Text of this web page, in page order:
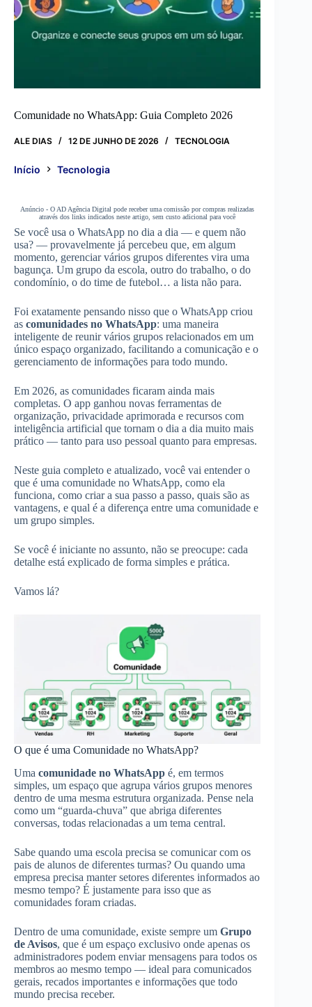
Comunidade no WhatsApp: Guia Completo 2026
ALE DIAS 12 DE JUNHO DE 2026 TECNOLOGIA
Início Tecnologia
Anúncio - O AD Agência Digital pode receber uma comissão por compras realizadas
através dos links indicados neste artigo, sem custo adicional para você
Se você usa o WhatsApp no dia a dia — e quem não
usa? — provavelmente já percebeu que, em algum
momento, gerenciar vários grupos diferentes vira uma
bagunça. Um grupo da escola, outro do trabalho, o do
condomínio, o do time de futebol… a lista não para.
Foi exatamente pensando nisso que o WhatsApp criou
as comunidades no WhatsApp: uma maneira
inteligente de reunir vários grupos relacionados em um
único espaço organizado, facilitando a comunicação e o
gerenciamento de informações para todo mundo.
Em 2026, as comunidades ficaram ainda mais
completas. O app ganhou novas ferramentas de
organização, privacidade aprimorada e recursos com
inteligência artificial que tornam o dia a dia muito mais
prático — tanto para uso pessoal quanto para empresas.
Neste guia completo e atualizado, você vai entender o
que é uma comunidade no WhatsApp, como ela
funciona, como criar a sua passo a passo, quais são as
vantagens, e qual é a diferença entre uma comunidade e
um grupo simples.
Se você é iniciante no assunto, não se preocupe: cada
detalhe está explicado de forma simples e prática.
Vamos lá?
O que é uma Comunidade no WhatsApp?
Uma comunidade no WhatsApp é, em termos
simples, um espaço que agrupa vários grupos menores
dentro de uma mesma estrutura organizada. Pense nela
como um “guarda-chuva” que abriga diferentes
conversas, todas relacionadas a um tema central.
Sabe quando uma escola precisa se comunicar com os
pais de alunos de diferentes turmas? Ou quando uma
empresa precisa manter setores diferentes informados ao
mesmo tempo? É justamente para isso que as
comunidades foram criadas.
Dentro de uma comunidade, existe sempre um Grupo
de Avisos, que é um espaço exclusivo onde apenas os
administradores podem enviar mensagens para todos os
membros ao mesmo tempo — ideal para comunicados
gerais, recados importantes e informações que todo
mundo precisa receber.